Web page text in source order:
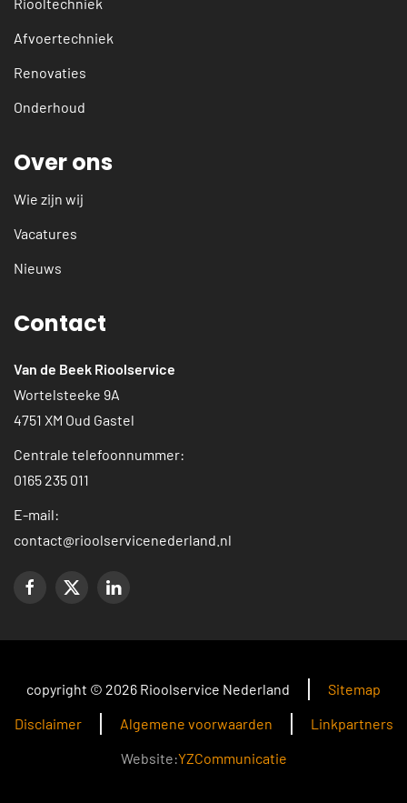
Afvoertechniek
Renovaties
Onderhoud
Over ons
Wie zijn wij
Vacatures
Nieuws
Contact
Van de Beek Rioolservice
Wortelsteeke 9A
4751 XM Oud Gastel
Centrale telefoonnummer:
0165 235 011
E-mail:
contact@rioolservicenederland.nl
copyright © 2026 Rioolservice Nederland
Sitemap
Disclaimer
Algemene voorwaarden
Linkpartners
Website:YZCommunicatie